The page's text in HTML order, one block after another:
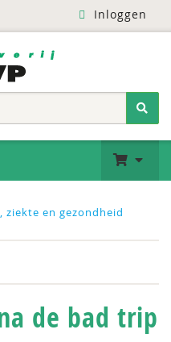
Inloggen
ziekte en gezondheid
de bad trip